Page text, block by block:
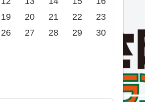
19 20 21 22
23
26 27 28 29
30